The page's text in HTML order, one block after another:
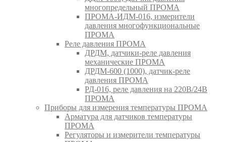
многопредельный ПРОМА
ПРОМА-ИДМ-016, измерители
давления многофункциональные
ПРОМА
Реле давления ПРОМА
ДРДМ, датчики-реле давления
механические ПРОМА
ДРДМ-600 (1000), датчик-реле
давления ПРОМА
РД-016, реле давления на 220В/24В
ПРОМА
Приборы для измерения температуры ПРОМА
Арматура для датчиков температуры
ПРОМА
Регуляторы и измерители температуры